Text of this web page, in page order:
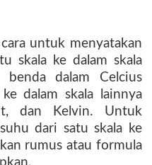
untuk menyatakan
skala ke dalam skala
benda dalam Celcius
dalam skala lainnya
dan Kelvin. Untuk
dari satu skala ke
rumus atau formula